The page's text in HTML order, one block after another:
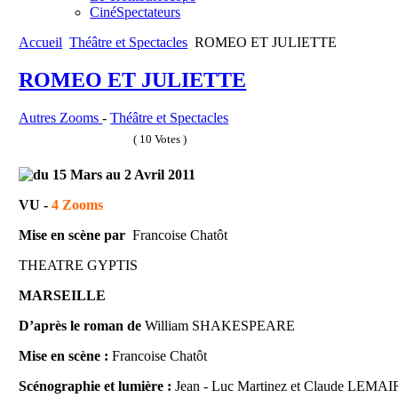
CinéSpectateurs
Accueil Théâtre et Spectacles ROMEO ET JULIETTE
ROMEO ET JULIETTE
Autres Zooms-Théâtre et Spectacles
( 10 Votes )
du 15 Mars au 2 Avril 2011
VU-4 Zooms
Mise en scène par Francoise Chatôt
THEATRE GYPTIS
MARSEILLE
D’après le roman deWilliam SHAKESPEARE
Mise en scène : Francoise Chatôt
Scénographie et lumière :Jean - Luc Martinez et Claude